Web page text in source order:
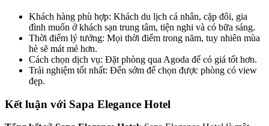
Khách hàng phù hợp: Khách du lịch cá nhân, cặp đôi, gia
đình muốn ở khách sạn trung tâm, tiện nghi và có bữa sáng.
Thời điểm lý tưởng: Mọi thời điểm trong năm, tuy nhiên mùa
hè sẽ mát mẻ hơn.
Cách chọn dịch vụ: Đặt phòng qua Agoda để có giá tốt hơn.
Trải nghiệm tốt nhất: Đến sớm để chọn được phòng có view
đẹp.
Kết luận với Sapa Elegance Hotel